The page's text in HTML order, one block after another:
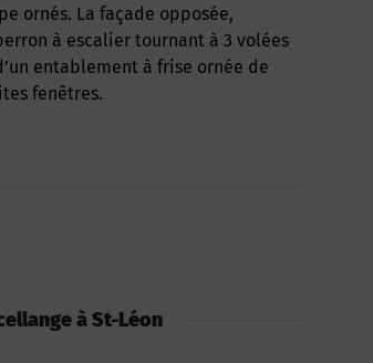
ornés. La façade opposée,
à escalier tournant à 3 volées
entablement à frise ornée de
fenêtres.
à St-Léon